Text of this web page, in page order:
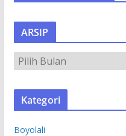
ARSIP
R
S
Kategori
Boyolali